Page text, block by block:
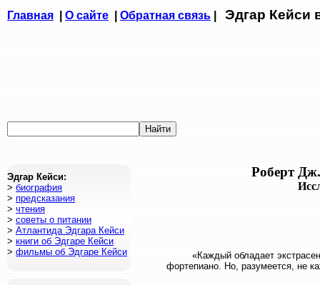
Роберт
«Каждый обладает
фортепиано. Но, разумеется, не
Эдгар Кейси:
> биография
> предсказания
> чтения
> советы о питании
> Атлантида Эдгара Кейси
> книги об Эдгаре Кейси
> фильмы об Эдгаре Кейси
Главная О сайте Обратная связь Эдгар Кейси